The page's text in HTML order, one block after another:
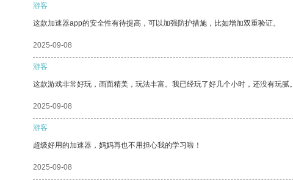
游客
这款加速器app的安全性有待提高，可以加强防护措施，比如增加双重验证。
2025-09-08
游客
这款游戏非常好玩，画面精美，玩法丰富。我已经玩了好几个小时，还没有玩腻。
2025-09-08
游客
超级好用的加速器，妈妈再也不用担心我的学习啦！
2025-09-08